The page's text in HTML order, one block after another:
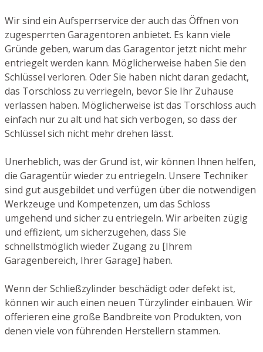
Wir sind ein Aufsperrservice der auch das Öffnen von
zugesperrten Garagentoren anbietet. Es kann viele
Gründe geben, warum das Garagentor jetzt nicht mehr
entriegelt werden kann. Möglicherweise haben Sie den
Schlüssel verloren. Oder Sie haben nicht daran gedacht,
das Torschloss zu verriegeln, bevor Sie Ihr Zuhause
verlassen haben. Möglicherweise ist das Torschloss auch
einfach nur zu alt und hat sich verbogen, so dass der
Schlüssel sich nicht mehr drehen lässt.
Unerheblich, was der Grund ist, wir können Ihnen helfen,
die Garagentür wieder zu entriegeln. Unsere Techniker
sind gut ausgebildet und verfügen über die notwendigen
Werkzeuge und Kompetenzen, um das Schloss
umgehend und sicher zu entriegeln. Wir arbeiten zügig
und effizient, um sicherzugehen, dass Sie
schnellstmöglich wieder Zugang zu [Ihrem
Garagenbereich, Ihrer Garage] haben.
Wenn der Schließzylinder beschädigt oder defekt ist,
können wir auch einen neuen Türzylinder einbauen. Wir
offerieren eine große Bandbreite von Produkten, von
denen viele von führenden Herstellern stammen.